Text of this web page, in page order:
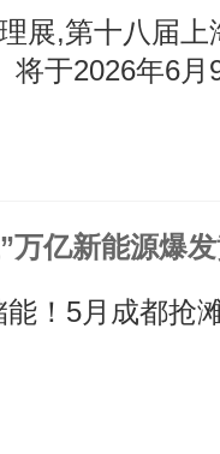
展,第十八届上
将于2026年6
万亿新能源爆
！5月成都抢